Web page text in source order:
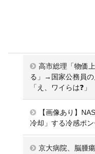
高市総理「物価
る」→国家公務員
「え、ワイらは❓」
【画像あり】
冷却」する冷感ポン
京大病院、脳腫